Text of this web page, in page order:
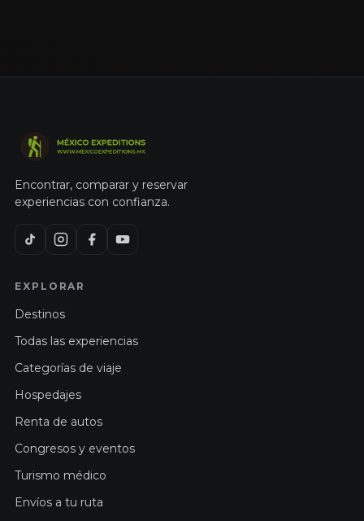
Encontrar, comparar y reservar
experiencias con confianza.
EXPLORAR
Destinos
Todas las experiencias
Categorías de viaje
Hospedajes
Renta de autos
Congresos y eventos
Turismo médico
Envíos a tu ruta